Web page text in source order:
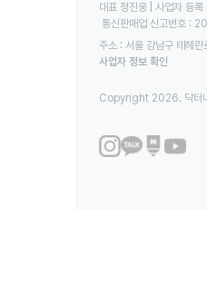
대표 정진웅 | 사업자
통신판매업 신고번호
주소 : 서울 강남구 테헤
사업자 정보 확인
Copyright 2026. 닥터